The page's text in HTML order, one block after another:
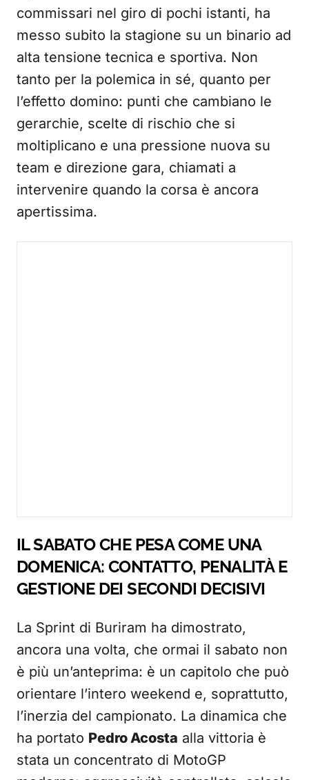
commissari nel giro di pochi istanti, ha
messo subito la stagione su un binario ad
alta tensione tecnica e sportiva. Non
tanto per la polemica in sé, quanto per
l’effetto domino: punti che cambiano le
gerarchie, scelte di rischio che si
moltiplicano e una pressione nuova su
team e direzione gara, chiamati a
intervenire quando la corsa è ancora
apertissima.
IL SABATO CHE PESA COME UNA
DOMENICA: CONTATTO, PENALITÀ E
GESTIONE DEI SECONDI DECISIVI
La Sprint di Buriram ha dimostrato,
ancora una volta, che ormai il sabato non
è più un’anteprima: è un capitolo che può
orientare l’intero weekend e, soprattutto,
l’inerzia del campionato. La dinamica che
ha portato Pedro Acosta alla vittoria è
stata un concentrato di MotoGP